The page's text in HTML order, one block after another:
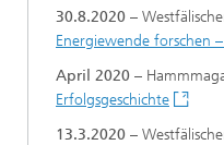
30.8.2020 –
Energiewende forschen
April 2020 –
Erfolgsgeschichte
13.3.2020 –